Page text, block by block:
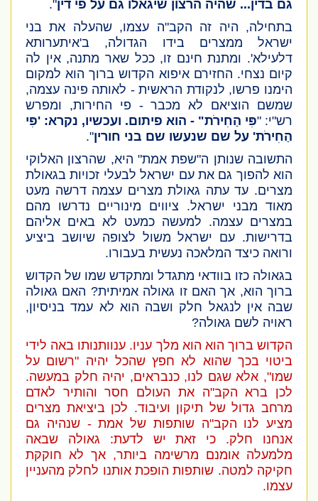
גם בדין... שהיה הרצון שיגאלו גם על פי דין".
בתחילה, היה זה הקב"ה עצמו, שהעלה את בני
ישראל ממצרים בידו הגדולה, ב'איתערותא
דלעילא'. ומתנת חינם זו, ככל שאר מתנה, אין לה
קיום נצחי. החזירם איפוא הקדוש ברוך הוא למקום
הימנו פרשו, לנקודת הראשית - לאותה פינה עצמה,
שמשם הוציאם לא מכבר - פי החירות, ומפרש
רש"י: "פִּי הַחִירֹת" - הוא פיתום. ועכשיו, נקרא: 'פִּי
הַחִירֹת' על שם שנעשו שם בני חורין".
התשובה שנותן ה"שפת אמת" היא, שהרצון האלוקי
הוא להפוך גם את עם ישראל לבעלי זכויות בגאולת
מצרים. עד עתה גאולת מצרים עצמה דרשה מעט
מאוד מבני ישראל. ציווים מינוריים נדרשו מהם
במצרים עצמה. למעשה כמעט לא באים אליהם
בדרישות. עם ישראל משול לצופה שיושב ביציע
ורואה כיצד המלאכה נעשית בעבורו.
בגאולה כזו בוודאי מתגדל ומתקדש שמו של הקדוש
ברוך הוא, אך האם זו גאולה אמיתית? האם גאולה
שבה אין לנגאל חלק ושבה הוא לא עמד בניסיון,
ראויה לשם גאולה?
הקדוש ברוך הוא הוא מלך עניו. ענוותנותו באה לידי
ביטוי בכך שהוא לא חפץ שהכל יהיה "רשום על
שמו", אלא שגם לנו, כנבראים, יהיה חלק במעשה.
לכן ברא הקב"ה את העולם חסר והותיר לאדם
מרחב גדול של תיקון ועיבוד. לכן ביציאת מצרים
מציע לנו הקב"ה שותפות של אמת - שנהיה גם
אנחנו חלק. כי זאת יש לדעת: גאולה שבאה
מלמעלה אומנם מרשימה ביותר, אך לא חוקקת
חקיקה למטה. שותפות הופכת אותנו לחלק מהעניין
עצמו.